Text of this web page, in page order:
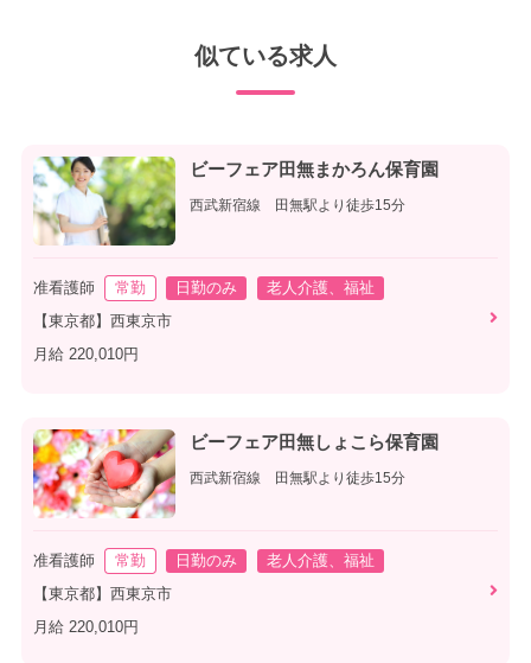
似ている求人
ビーフェア田無まかろん保育園
西武新宿線 田無駅より徒歩15分
准看護師 常勤 日勤のみ
老人介護、福祉
【東京都】西東京市
月給 220,010円
ビーフェア田無しょこら保育園
西武新宿線 田無駅より徒歩15分
准看護師 常勤 日勤のみ
老人介護、福祉
【東京都】西東京市
月給 220,010円